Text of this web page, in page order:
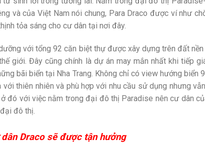
và của Việt Nam nói chung, Para Draco được ví như
tỏa sáng cho cư dân tại nơi đây.
với tổng 92 căn biệt thự được xây dựng trên đất
giới. Đây cũng chính là dự án may mắn nhất khi tiếp
bãi biển tại Nha Trang. Không chỉ có view hướng biển
thiên nhiên và phù hợp với nhu cầu sử dụng nhưng
đó với việc nằm trong đại đô thị Paradise nên cư dân
đô thị.
Draco sẽ được tận hưởng